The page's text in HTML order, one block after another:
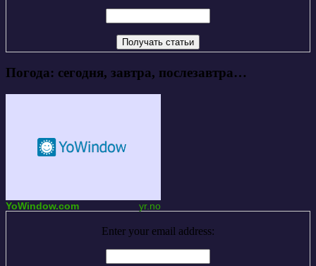
Погода: сегодня, завтра, послезавтра…
YoWindow.com yr.no
Enter your email address: